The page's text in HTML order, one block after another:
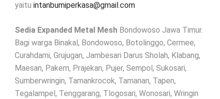
yaitu intanbumiperkasa@gmail.com
Sedia Expanded Metal Mesh Bondowoso Jawa Timur.
Bagi warga Binakal, Bondowoso, Botolinggo, Cermee,
Curahdami, Grujugan, Jambesari Darus Sholah, Klabang,
Maesan, Pakem, Prajekan, Pujer, Sempol, Sukosari,
Sumberwringin, Tamankrocok, Tamanan, Tapen,
Tegalampel, Tenggarang, Tlogosari, Wonosari, Wringin